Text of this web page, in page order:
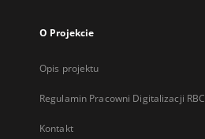
O Projekcie
Opis projektu
Regulamin Pracowni Digitalizacji RBC
Kontakt